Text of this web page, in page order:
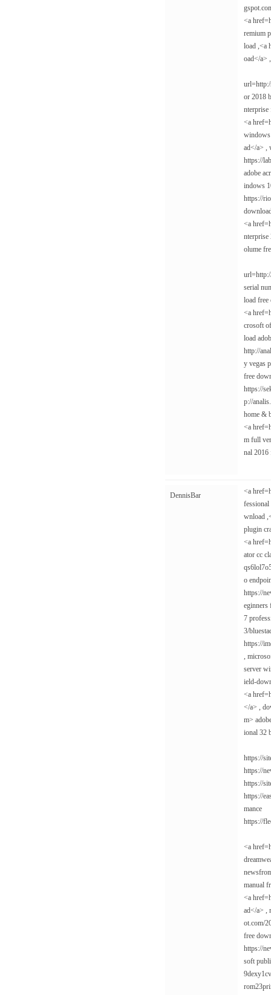
<a
remium
load ,<a
oad</a>
or 2018
nterprise
<a
windows
ad</a> ,
https://
adobe
indows
https://
<a
nterprise
olume
serial
load
<a
crosoft
load
http://
y vegas
free
https://
p://
home &
<a
m full
nal 2016
DennisBar
<a
wnload
plugin
<a
ator cc
o
https://
eginners
7
3/
https://
,
server
ield-
<a
</a> ,
m>
ional 32
https://
https://
https://
https://
mance
https://
<a
manual
<a
ad</a> ,
ot.com/
free
https://
soft